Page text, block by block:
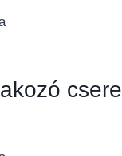
csere